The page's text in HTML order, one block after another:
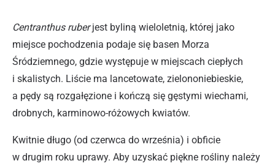
Centranthus ruberjest byliną wieloletnią, której jako
miejsce pochodzenia podaje się basen Morza
Śródziemnego, gdzie występuje w miejscach ciepłych
i skalistych. Liście ma lancetowate, zielononiebieskie,
a pędy są rozgałęzione i kończą się gęstymi wiechami,
drobnych, karminowo-różowych kwiatów.
Kwitnie długo (od czerwca do września) i obficie
w drugim roku uprawy. Aby uzyskać piękne rośliny należy